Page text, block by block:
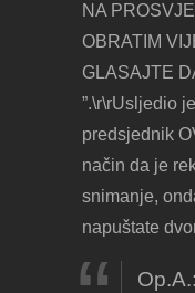
NA
OBRATIM
GLASAJTE
”.\r\rUsljedio
predsjednik
način da je
snimanje,
napuštate